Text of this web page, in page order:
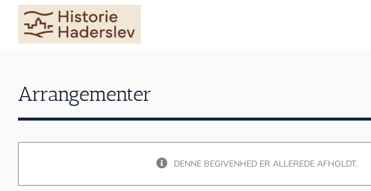
content
Arrangementer
DENNE BEGIVENHED ER ALLEREDE AFHOLDT.